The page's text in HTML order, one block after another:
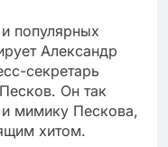
популярных
Александр
секретарь
Он так
мимику Пескова,
хитом.